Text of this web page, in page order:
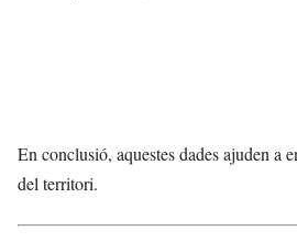
En conclusió, aquestes dades ajuden
del territori.